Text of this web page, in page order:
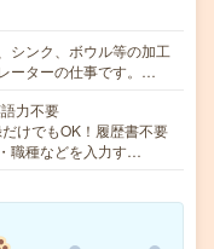
シンク、ボウル等の加工
ーターの仕事です。…
力不要
けでもOK！履歴書不要
職種などを入力す…